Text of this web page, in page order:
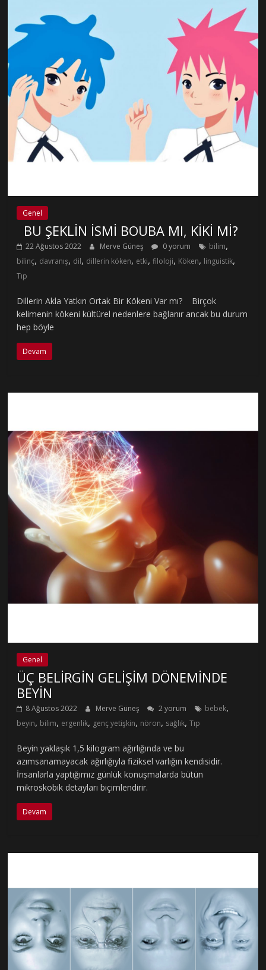
Genel
BU ŞEKLİN İSMİ BOUBA MI, KİKİ Mİ?
22 Ağustos 2022 Merve Güneş 0 yorum bilim,
bilinç, davranış, dil, dillerin köken, etki,filoloji, Köken, linguistik,
Tıp
Dillerin Akla Yatkın Ortak Bir Kökeni Var mı? Birçok
kelimenin kökeni kültürel nedenlere bağlanır ancak bu durum
hep böyle
Devam
Genel
ÜÇ BELİRGİN GELİŞİM DÖNEMİNDE
BEYİN
8 Ağustos 2022 Merve Güneş 2 yorum bebek,
beyin, bilim, ergenlik, genç yetişkin, nöron, sağlık,Tıp
Beyin yaklaşık 1,5 kilogram ağırlığında ve bu
azımsanamayacak ağırlığıyla fiziksel varlığın kendisidir.
İnsanlarla yaptığımız günlük konuşmalarda bütün
mikroskobik detayları biçimlendirir.
Devam